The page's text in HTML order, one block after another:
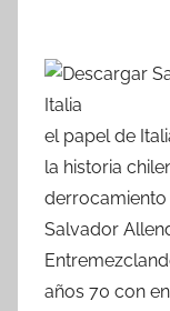
el papel de
la historia
Salvador
años 70 con